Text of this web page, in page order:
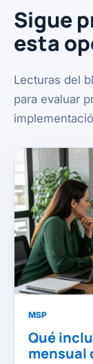
Sigue
esta
Lecturas del
para evaluar
MSP
Qué
mensual